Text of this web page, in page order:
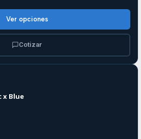
Ver opciones
Cotizar
x Blue